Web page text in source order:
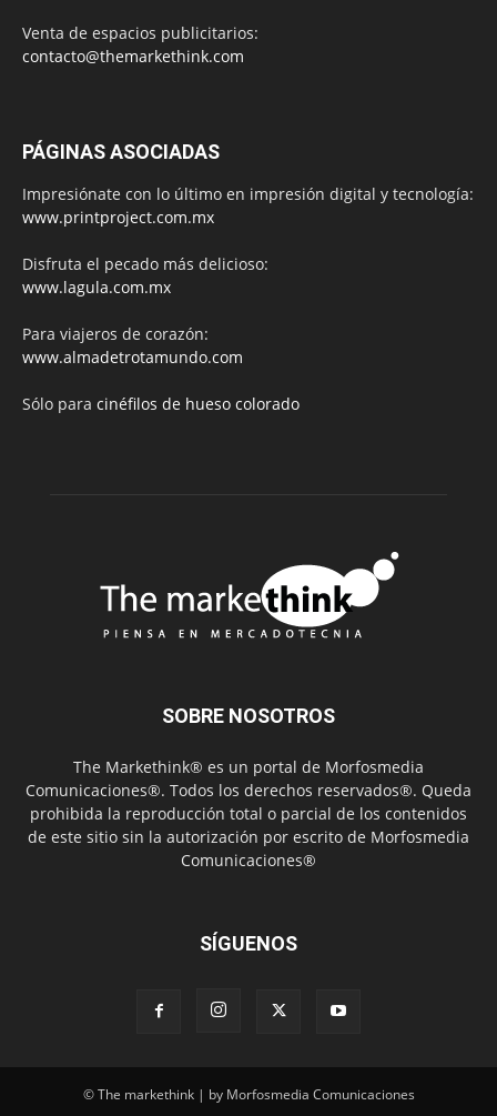
Venta de espacios publicitarios:
contacto@themarkethink.com
PÁGINAS ASOCIADAS
Impresiónate con lo último en impresión digital y tecnología:
www.printproject.com.mx
Disfruta el pecado más delicioso:
www.lagula.com.mx
Para viajeros de corazón:
www.almadetrotamundo.com
Sólo para cinéfilos de hueso colorado
SOBRE NOSOTROS
The Markethink® es un portal de Morfosmedia
Comunicaciones®. Todos los derechos reservados®. Queda
prohibida la reproducción total o parcial de los contenidos
de este sitio sin la autorización por escrito de Morfosmedia
Comunicaciones®
SÍGUENOS
© The markethink | by Morfosmedia Comunicaciones